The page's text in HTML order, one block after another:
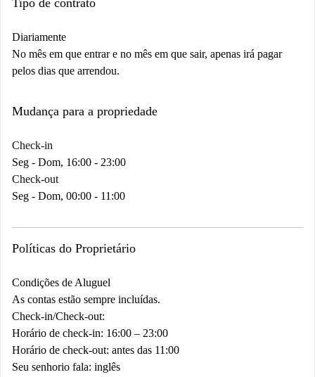
Tipo de contrato
Diariamente
No mês em que entrar e no mês em que sair, apenas irá pagar
pelos dias que arrendou.
Mudança para a propriedade
Check-in
Seg - Dom, 16:00 - 23:00
Check-out
Seg - Dom, 00:00 - 11:00
Políticas do Proprietário
Condições de Aluguel
As contas estão sempre incluídas.
Check-in/Check-out:
Horário de check-in: 16:00 – 23:00
Horário de check-out: antes das 11:00
Seu senhorio fala: inglês